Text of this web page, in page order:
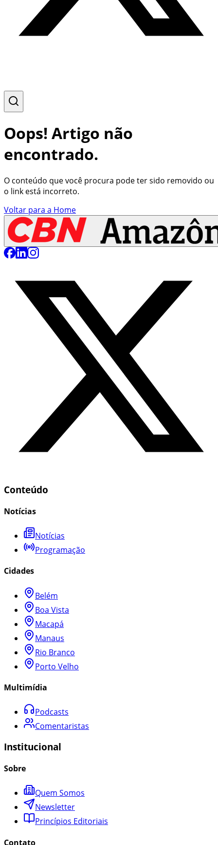
Oops! Artigo não
encontrado.
O conteúdo que você procura pode ter sido removido ou
o link está incorreto.
Voltar para a Home
Conteúdo
Notícias
Notícias
Programação
Cidades
Belém
Boa Vista
Macapá
Manaus
Rio Branco
Porto Velho
Multimídia
Podcasts
Comentaristas
Institucional
Sobre
Quem Somos
Newsletter
Princípios Editoriais
Contato